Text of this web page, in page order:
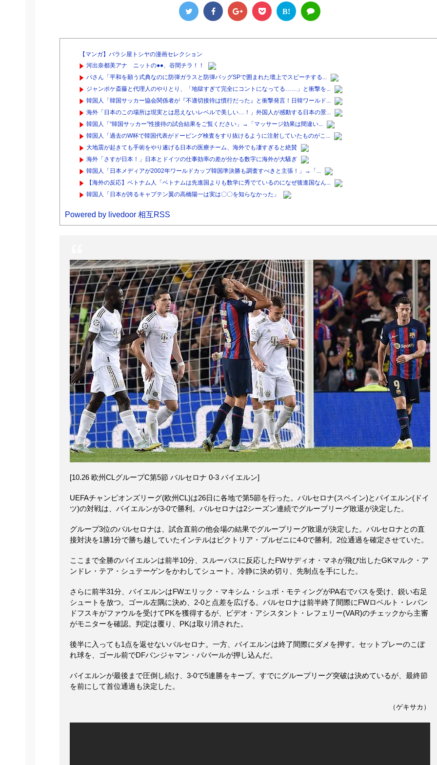
B!
【マンガ】バラシ屋トシヤの漫画セレクション
河出奈都美アナ ニットの●●、谷間チラ！！
パさん「平和を願う式典なのに防弾ガラスと防弾バッグSPで囲まれた壇上でスピーチする...
ジャンポケ斎藤と代理人のやりとり、「地獄すぎて完全にコントになってる……」と衝撃を...
韓国人「韓国サッカー協会関係者が『不適切接待は慣行だった』と衝撃発言！日韓ワールド...
海外「日本のこの場所は現実とは思えないレベルで美しい…！」外国人が感動する日本の景...
韓国人「“韓国サッカー”性接待の試合結果をご覧ください」→「マッサージ効果は間違い...
韓国人「過去のW杯で韓国代表がドーピング検査をすり抜けるように注射していたものがこ...
大地震が起きても手術をやり遂げる日本の医療チーム、海外でも凄すぎると絶賛
海外「さすが日本！」日本とドイツの仕事効率の差が分かる数字に海外が大騒ぎ
韓国人「日本メディアが2002年ワールドカップ韓国準決勝も調査すべきと主張！」→「...
【海外の反応】ベトナム人「ベトナムは先進国よりも数学に秀でているのになぜ後進国なん...
韓国人「日本が誇るキャプテン翼の高橋陽一は実は〇〇を知らなかった」
Powered by livedoor 相互RSS
[10.26 欧州CLグループC第5節 バルセロナ 0-3 バイエルン]
UEFAチャンピオンズリーグ(欧州CL)は26日に各地で第5節を行った。バルセロナ(スペイン)とバイエルン(ドイ
ツ)の対戦は、バイエルンが3-0で勝利。バルセロナは2シーズン連続でグループリーグ敗退が決定した。
グループ3位のバルセロナは、試合直前の他会場の結果でグループリーグ敗退が決定した。バルセロナとの直
接対決を1勝1分で勝ち越していたインテルはビクトリア・プルゼニに4-0で勝利。2位通過を確定させていた。
ここまで全勝のバイエルンは前半10分、スルーパスに反応したFWサディオ・マネが飛び出したGKマルク・ア
ンドレ・テア・シュテーゲンをかわしてシュート。冷静に決め切り、先制点を手にした。
さらに前半31分、バイエルンはFWエリック・マキシム・シュポ・モティングがPA右でパスを受け、鋭い右足
シュートを放つ。ゴール左隅に決め、2-0と点差を広げる。バルセロナは前半終了間際にFWロベルト・レバン
ドフスキがファウルを受けてPKを獲得するが、ビデオ・アシスタント・レフェリー(VAR)のチェックから主審
がモニターを確認。判定は覆り、PKは取り消された。
後半に入っても1点を返せないバルセロナ。一方、バイエルンは終了間際にダメを押す。セットプレーのこぼ
れ球を、ゴール前でDFバンジャマン・パバールが押し込んだ。
バイエルンが最後まで圧倒し続け、3-0で5連勝をキープ。すでにグループリーグ突破は決めているが、最終節
を前にして首位通過も決定した。
（ゲキサカ）